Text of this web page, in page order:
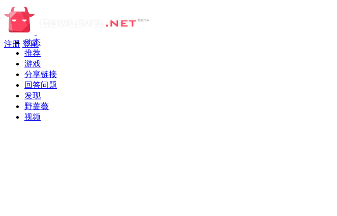
注册 登录
动态
推荐
游戏
分享链接
回答问题
发现
野蔷薇
视频